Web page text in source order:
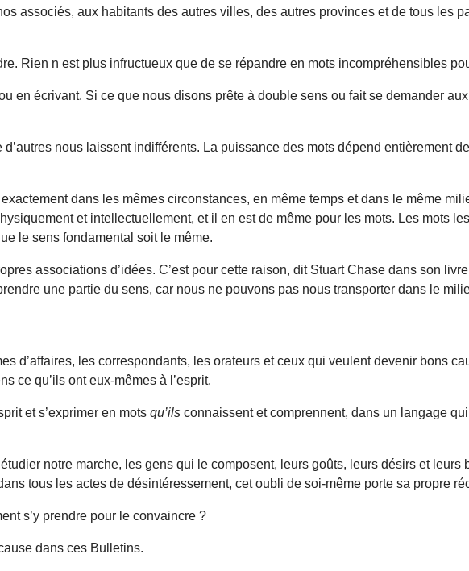
associés, aux habitants des autres villes, des autres provinces et de tous les
Rien n est plus infructueux que de se répandre en mots incompréhensibles
en écrivant. Si ce que nous disons prête à double sens ou fait se demander
nous laissent indifférents. La puissance des mots dépend entièrement
dans les mêmes circonstances, en même temps et dans le même
et intellectuellement, et il en est de même pour les mots. Les mots
le sens fondamental soit le même.
associations d’idées. C’est pour cette raison, dit Stuart Chase dans son livre
une partie du sens, car nous ne pouvons pas nous transporter dans le
d’affaires, les correspondants, les orateurs et ceux qui veulent devenir bons
ce qu’ils ont eux-mêmes à l’esprit.
et s’exprimer en mots qu’ils connaissent et comprennent, dans un langage qui
notre marche, les gens qui le composent, leurs goûts, leurs désirs et
tous les actes de désintéressement, cet oubli de soi-même porte sa propre
s’y prendre pour le convaincre ?
dans ces Bulletins.